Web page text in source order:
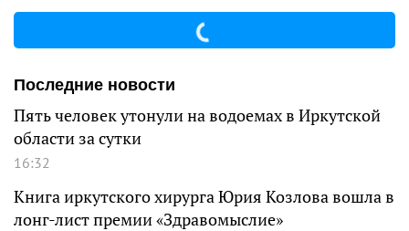
Последние новости
Пять человек утонули на водоемах в Иркутской
области за сутки
16:32
Книга иркутского хирурга Юрия Козлова вошла в
лонг-лист премии «Здравомыслие»